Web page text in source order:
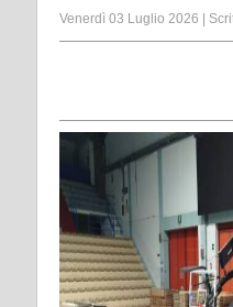
Venerdì 03 Luglio 2026